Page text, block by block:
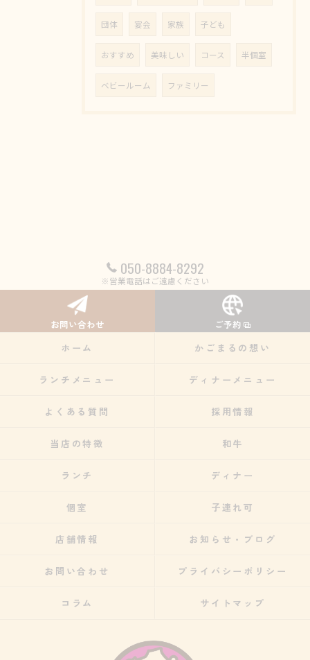
団体 宴会 家族 子ども
おすすめ 美味しい コース 半個室
ベビールーム ファミリー
050-8884-8292
※営業電話はご遠慮ください
お問い合わせ
ご予約
ホーム
かごまるの想い
ランチメニュー ディナーメニュー
よくある質問 採用情報
当店の特徴 和牛
ランチ ディナー
個室 子連れ可
店舗情報 お知らせ・ブログ
お問い合わせ プライバシーポリシー
コラム サイトマップ